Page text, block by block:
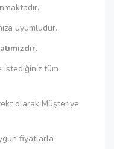
uyumludur.
istediğiniz tüm
olarak Müşteriye
fiyatlarla